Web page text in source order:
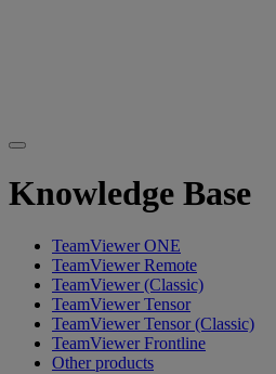
Knowledge Base
TeamViewer ONE
TeamViewer Remote
TeamViewer (Classic)
TeamViewer Tensor
TeamViewer Tensor (Classic)
TeamViewer Frontline
Other products